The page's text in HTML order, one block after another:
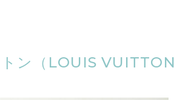
トン（LOUIS